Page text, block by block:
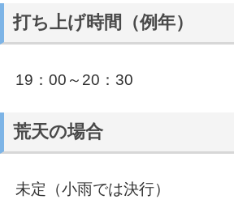
打ち上げ時間（例年）
19：00～20：30
荒天の場合
未定（小雨では決行）